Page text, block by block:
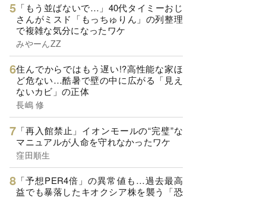
「もう並ばないで…」40代タイミーおじ
さんがミスド「もっちゅりん」の列整理
で複雑な気分になったワケ
みやーんZZ
住んでからではもう遅い!?高性能な家ほ
ど危ない…酷暑で壁の中に広がる「見え
ないカビ」の正体
長嶋 修
「再入館禁止」イオンモールの“完璧”な
マニュアルが人命を守れなかったワケ
窪田順生
「予想PER4倍」の異常値も…過去最高
益でも暴落したキオクシア株を襲う「恐